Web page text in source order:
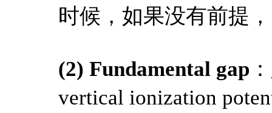
时候，如果没有前提
(2) Fundamental gap
vertical ionization